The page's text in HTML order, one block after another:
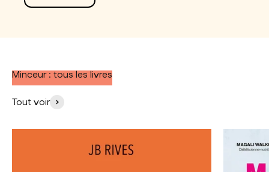
Minceur : tous les livres
Tout voir